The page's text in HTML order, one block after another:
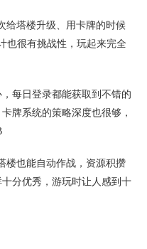
给塔楼升级、用卡牌的时候
也很有挑战性，玩起来完全
每日登录都能获取到不错的
牌系统的策略深度也很够，
楼也能自动作战，资源积攒
分优秀，游玩时让人感到十